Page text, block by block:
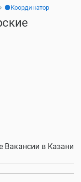
⚫Координатор
Вакансии в Казани